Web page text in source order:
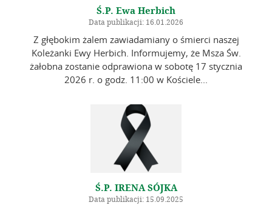
Ś.P. Ewa Herbich
Data publikacji: 16.01.2026
Z głębokim żalem zawiadamiany o śmierci naszej
Koleżanki Ewy Herbich. Informujemy, że Msza Św.
żałobna zostanie odprawiona w sobotę 17 stycznia
2026 r. o godz. 11:00 w Kościele...
Ś.P. IRENA SÓJKA
Data publikacji: 15.09.2025